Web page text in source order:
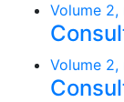
Volume
Volume 2,